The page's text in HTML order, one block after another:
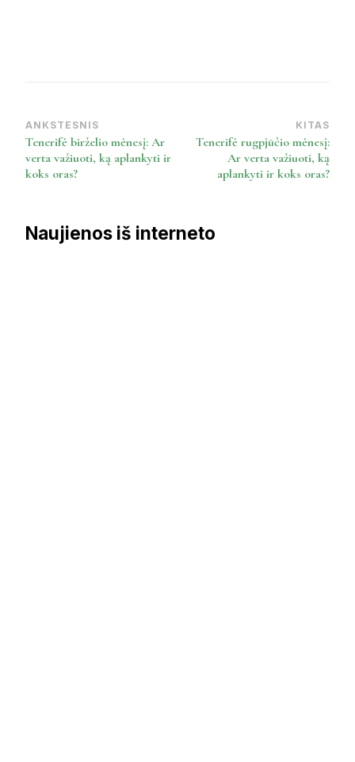
Post
Navigation
ANKSTESNIS
Tenerifė birželio mėnesį: Ar
verta važiuoti, ką aplankyti ir
koks oras?
KITAS
Tenerifė rugpjūčio mėnesį:
Ar verta važiuoti, ką
aplankyti ir koks oras?
Naujienos iš interneto